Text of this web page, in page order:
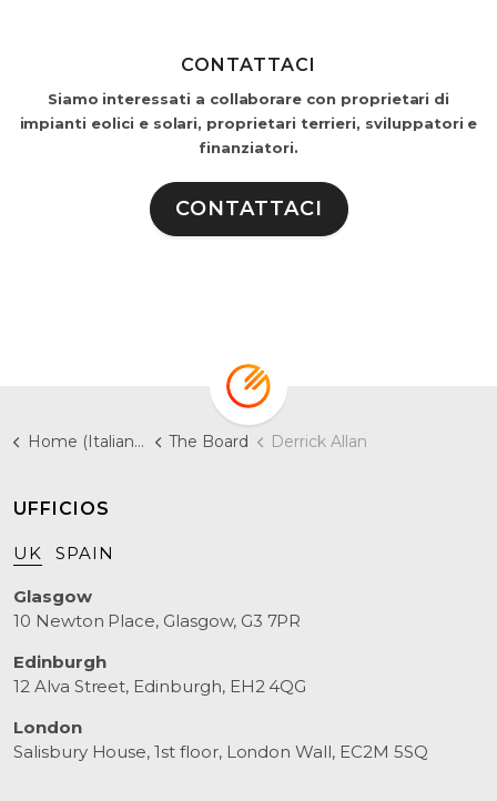
CONTATTACI
Siamo interessati a collaborare con proprietari di
impianti eolici e solari, proprietari terrieri, sviluppatori e
finanziatori.
CONTATTACI
Home (Italiano) The Board Derrick Allan
UFFICIOS
UK SPAIN
Glasgow
10 Newton Place, Glasgow, G3 7PR
Edinburgh
12 Alva Street, Edinburgh, EH2 4QG
London
Salisbury House, 1st floor, London Wall, EC2M 5SQ